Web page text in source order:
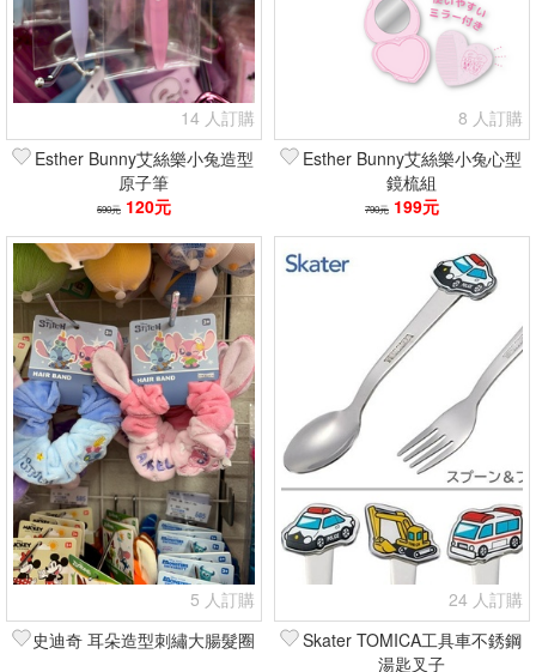
14 人訂購
Esther Bunny艾絲樂小兔造型
原子筆
590元 120元
8 人訂購
Esther Bunny艾絲樂小兔心型
鏡梳組
790元 199元
5 人訂購
史迪奇 耳朵造型刺繡大腸髮圈
24 人訂購
Skater TOMICA工具車不銹鋼
湯匙叉子